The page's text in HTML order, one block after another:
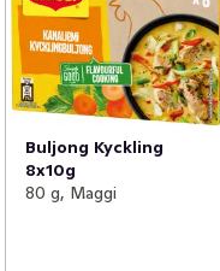
Buljong Kyckling
8x10g
80 g, Maggi